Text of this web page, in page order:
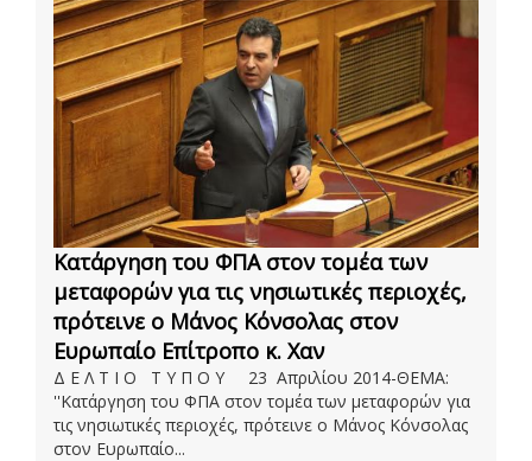
Κατάργηση του ΦΠΑ στον τομέα των
μεταφορών για τις νησιωτικές περιοχές,
πρότεινε ο Μάνος Κόνσολας στον
Ευρωπαίο Επίτροπο κ. Χαν
Δ Ε Λ Τ Ι Ο Τ Υ Π Ο Υ 23 Απριλίου 2014-ΘΕΜΑ:
''Κατάργηση του ΦΠΑ στον τομέα των μεταφορών για
τις νησιωτικές περιοχές, πρότεινε ο Μάνος Κόνσολας
στον Ευρωπαίο...